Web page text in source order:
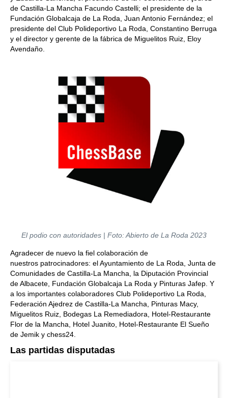
de Castilla-La Mancha Facundo Castelli; el presidente de la
Fundación Globalcaja de La Roda, Juan Antonio Fernández; el
presidente del Club Polideportivo La Roda, Constantino Berruga
y el director y gerente de la fábrica de Miguelitos Ruiz, Eloy
Avendaño.
El podio con autoridades | Foto: Abierto de La Roda 2023
Agradecer de nuevo la fiel colaboración de
nuestros patrocinadores: el Ayuntamiento de La Roda, Junta de
Comunidades de Castilla-La Mancha, la Diputación Provincial
de Albacete, Fundación Globalcaja La Roda y Pinturas Jafep. Y
a los importantes colaboradores Club Polideportivo La Roda,
Federación Ajedrez de Castilla-La Mancha, Pinturas Macy,
Miguelitos Ruiz, Bodegas La Remediadora, Hotel-Restaurante
Flor de la Mancha, Hotel Juanito, Hotel-Restaurante El Sueño
de Jemik y chess24.
Las partidas disputadas